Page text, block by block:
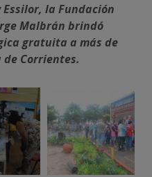
Essilor, la Fundación
Malbrán brindó
gratuita a más de
de Corrientes.